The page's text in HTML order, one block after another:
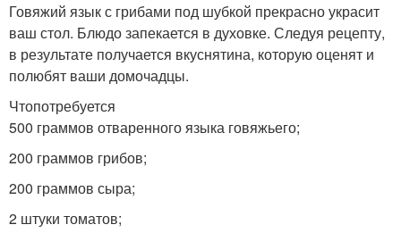
Говяжий язык с грибами под шубкой прекрасно украсит
ваш стол. Блюдо запекается в духовке. Следуя рецепту,
в результате получается вкуснятина, которую оценят и
полюбят ваши домочадцы.
Чтопотребуется
500 граммов отваренного языка говяжьего;
200 граммов грибов;
200 граммов сыра;
2 штуки томатов;